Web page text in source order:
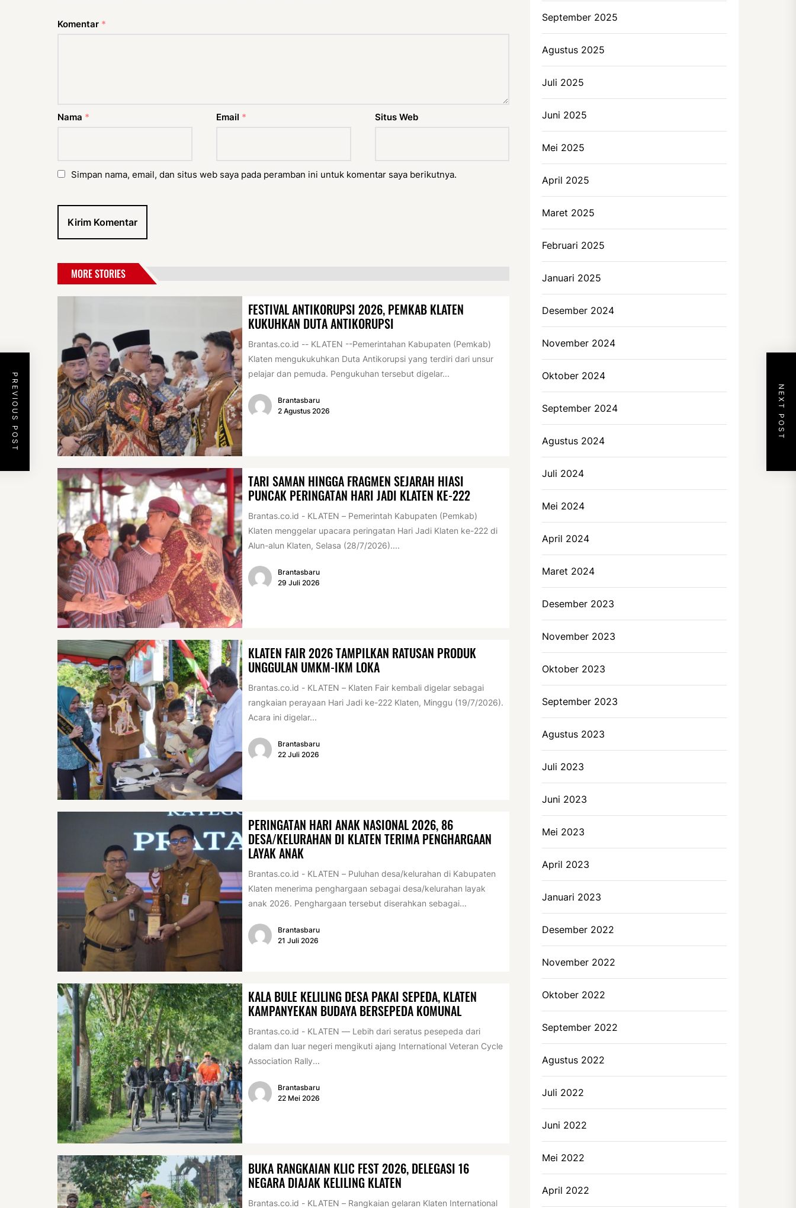
Komentar *
Nama * Email * Situs Web
Simpan nama, email, dan situs web saya pada peramban ini untuk komentar saya berikutnya.
PREVIOUS POST NEXT POST
MORE STORIES
FESTIVAL ANTIKORUPSI 2026, PEMKAB KLATEN
KUKUHKAN DUTA ANTIKORUPSI
Brantas.co.id -- KLATEN --Pemerintahan Kabupaten (Pemkab)
Klaten mengukukuhkan Duta Antikorupsi yang terdiri dari unsur
pelajar dan pemuda. Pengukuhan tersebut digelar...
Brantasbaru
2 Agustus 2026
TARI SAMAN HINGGA FRAGMEN SEJARAH HIASI
PUNCAK PERINGATAN HARI JADI KLATEN KE-222
Brantas.co.id - KLATEN – Pemerintah Kabupaten (Pemkab)
Klaten menggelar upacara peringatan Hari Jadi Klaten ke-222 di
Alun-alun Klaten, Selasa (28/7/2026)....
Brantasbaru
29 Juli 2026
KLATEN FAIR 2026 TAMPILKAN RATUSAN PRODUK
UNGGULAN UMKM-IKM LOKA
Brantas.co.id - KLATEN – Klaten Fair kembali digelar sebagai
rangkaian perayaan Hari Jadi ke-222 Klaten, Minggu (19/7/2026).
Acara ini digelar...
Brantasbaru
22 Juli 2026
PERINGATAN HARI ANAK NASIONAL 2026, 86
DESA/KELURAHAN DI KLATEN TERIMA PENGHARGAAN
LAYAK ANAK
Brantas.co.id - KLATEN – Puluhan desa/kelurahan di Kabupaten
Klaten menerima penghargaan sebagai desa/kelurahan layak
anak 2026. Penghargaan tersebut diserahkan sebagai...
Brantasbaru
21 Juli 2026
KALA BULE KELILING DESA PAKAI SEPEDA, KLATEN
KAMPANYEKAN BUDAYA BERSEPEDA KOMUNAL
Brantas.co.id - KLATEN — Lebih dari seratus pesepeda dari
dalam dan luar negeri mengikuti ajang International Veteran Cycle
Association Rally...
Brantasbaru
22 Mei 2026
BUKA RANGKAIAN KLIC FEST 2026, DELEGASI 16
NEGARA DIAJAK KELILING KLATEN
Brantas.co.id - KLATEN – Rangkaian gelaran Klaten International
September 2025
Agustus 2025
Juli 2025
Juni 2025
Mei 2025
April 2025
Maret 2025
Februari 2025
Januari 2025
Desember 2024
November 2024
Oktober 2024
September 2024
Agustus 2024
Juli 2024
Mei 2024
April 2024
Maret 2024
Desember 2023
November 2023
Oktober 2023
September 2023
Agustus 2023
Juli 2023
Juni 2023
Mei 2023
April 2023
Januari 2023
Desember 2022
November 2022
Oktober 2022
September 2022
Agustus 2022
Juli 2022
Juni 2022
Mei 2022
April 2022